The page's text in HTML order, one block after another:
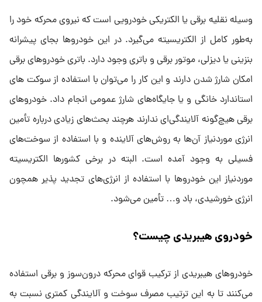
وسیله نقلیه برقی یا الکتریکی خودرویی است که نیروی محرکه خود را
به‌طور کامل از الکتریسیته می‌گیرد. در این خودروها بجای پیشرانه
بنزینی یا دیزلی، موتور برقی و باتری وجود دارد. باتری خودروهای برقی
امکان شارژ شدن دارند و این کار را می‌توان با استفاده از سوکت های
استاندارد خانگی و یا جایگاه‌های شارژ عمومی انجام داد. خودروهای
برقی هیچ‌گونه آلایندگی‌ای ندارند هرچند بحث‌های زیادی درباره تأمین
انرژی موردنیاز آن‌ها به روش‌های آلاینده و با استفاده از سوخت‌های
فسیلی به وجود آمده است. البته در برخی کشورها الکتریسیته
موردنیاز این خودروها با استفاده از انرژی‌های تجدید پذیر همچون
انرژی خورشیدی، باد و… تأمین می‌شود.
خودروی هیبریدی چیست؟
خودروهای هیبریدی از ترکیب قوای محرکه درون‌سوز و برقی استفاده
می‌کنند تا به این ترتیب مصرف سوخت و آلایندگی کمتری نسبت به